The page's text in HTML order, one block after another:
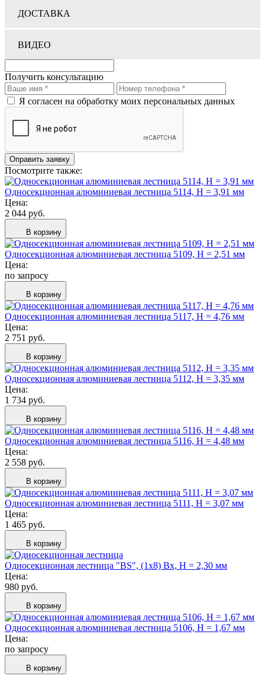
ДОСТАВКА
ВИДЕО
Получить консультацию
Я согласен на обработку моих персональных данных
Посмотрите также:
Односекционная алюминиевая лестница 5114, H = 3,91 мм
Цена:
2 044 руб.
В корзину
Односекционная алюминиевая лестница 5109, H = 2,51 мм
Цена:
по запросу
В корзину
Односекционная алюминиевая лестница 5117, H = 4,76 мм
Цена:
2 751 руб.
В корзину
Односекционная алюминиевая лестница 5112, H = 3,35 мм
Цена:
1 734 руб.
В корзину
Односекционная алюминиевая лестница 5116, H = 4,48 мм
Цена:
2 558 руб.
В корзину
Односекционная алюминиевая лестница 5111, H = 3,07 мм
Цена:
1 465 руб.
В корзину
Односекционная лестница "BS", (1x8) Bx, H = 2,30 мм
Цена:
980 руб.
В корзину
Односекционная алюминиевая лестница 5106, H = 1,67 мм
Цена:
по запросу
В корзину